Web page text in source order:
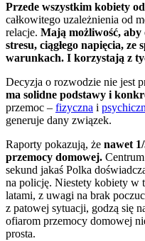
Przede wszystkim kobiety
całkowitego uzależnienia od
relacje. Mają możliwość, aby
stresu, ciągłego napięcia, ze
warunkach. I korzystają z
Decyzja o rozwodzie nie jest
ma solidne podstawy i
przemoc – fizyczna i
generuje dany związek.
Raporty pokazują, że nawet
przemocy domowej.
sekund jakaś Polka
na policję. Niestety kobiety w
latami, z uwagi na brak
z patowej sytuacji, godzą się
ofiarom przemocy domowej
prosta.